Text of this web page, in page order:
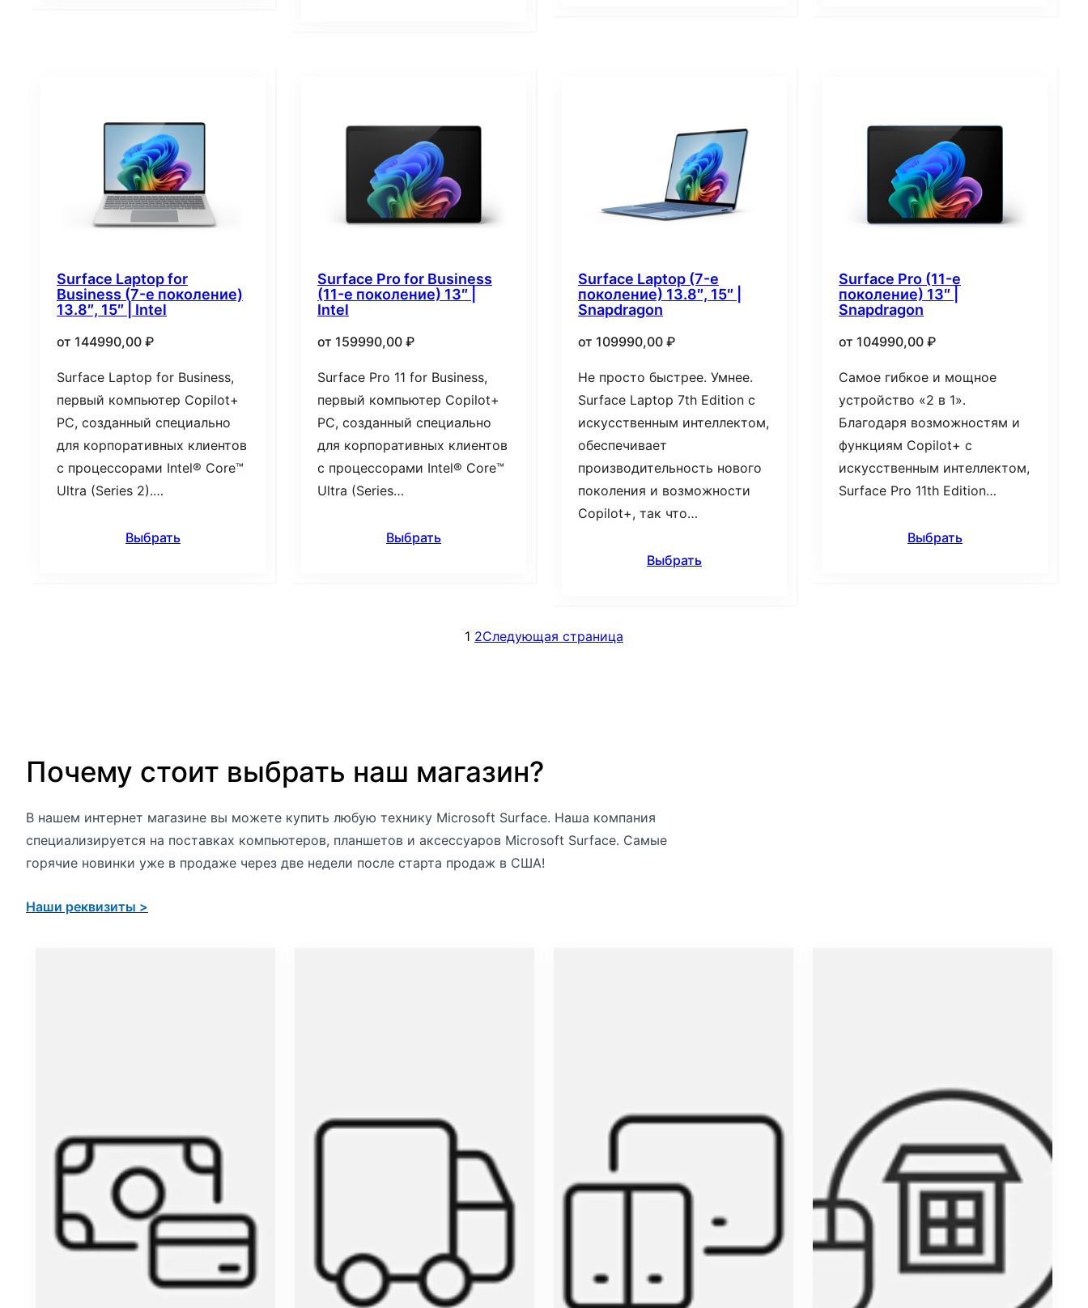
Surface Laptop for
Business (7-е поколение)
13.8″, 15″ | Intel
от 144990,00 ₽
Surface Laptop for Business,
первый компьютер Copilot+
PC, созданный специально
для корпоративных клиентов
с процессорами Intel® Core™
Ultra (Series 2).…
Выбрать
Surface Pro for Business
(11-е поколение) 13″ |
Intel
от 159990,00 ₽
Surface Pro 11 for Business,
первый компьютер Copilot+
PC, созданный специально
для корпоративных клиентов
с процессорами Intel® Core™
Ultra (Series…
Выбрать
Surface Laptop (7-е
поколение) 13.8″, 15″ |
Snapdragon
от 109990,00 ₽
Не просто быстрее. Умнее.
Surface Laptop 7th Edition с
искусственным интеллектом,
обеспечивает
производительность нового
поколения и возможности
Copilot+, так что…
Выбрать
Surface Pro (11-е
поколение) 13″ |
Snapdragon
от 104990,00 ₽
Самое гибкое и мощное
устройство «2 в 1».
Благодаря возможностям и
функциям Copilot+ с
искусственным интеллектом,
Surface Pro 11th Edition…
Выбрать
1 2Следующая страница
Почему стоит выбрать наш магазин?
В нашем интернет магазине вы можете купить любую технику Microsoft Surface. Наша компания
специализируется на поставках компьютеров, планшетов и аксессуаров Microsoft Surface. Самые
горячие новинки уже в продаже через две недели после старта продаж в США!
Наши реквизиты >